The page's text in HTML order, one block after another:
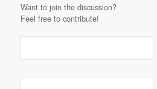
Want to join the discussion?
Feel free to contribute!